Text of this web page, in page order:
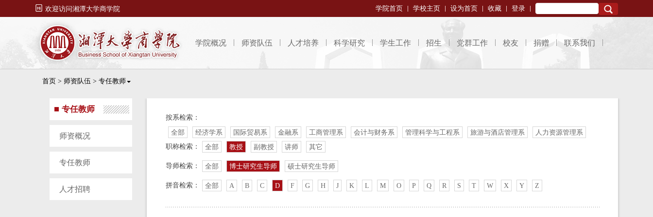
 欢迎访问湘潭大学商学院 学院首页 学校主页 设为首页 收藏 登录
学院概况 师资队伍 人才培养 科学研究 学生工作 招生 党群工作 校友 捐赠 联系我们
首页 > 师资队伍 > 专任教师
专任教师
师资概况
专任教师
人才招聘
按系检索：
全部 经济学系 国际贸易系 金融系 工商管理系 会计与财务系 管理科学与工程系 旅游与酒店管理系
人力资源管理系
职称检索：
全部 教授 副教授 讲师 其它
导师检索： 全部 博士研究生导师 硕士研究生导师
拼音检索： 全部 A B C D F G H J K L M O P Q R S T W X Y Z